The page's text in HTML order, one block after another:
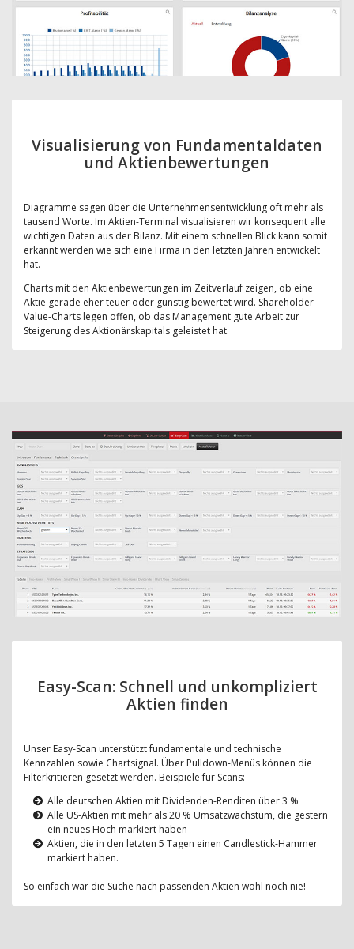
Visualisierung von Fundamentaldaten
und Aktienbewertungen
Diagramme sagen über die Unternehmensentwicklung oft mehr als
tausend Worte. Im Aktien-Terminal visualisieren wir konsequent alle
wichtigen Daten aus der Bilanz. Mit einem schnellen Blick kann somit
erkannt werden wie sich eine Firma in den letzten Jahren entwickelt
hat.
Charts mit den Aktienbewertungen im Zeitverlauf zeigen, ob eine
Aktie gerade eher teuer oder günstig bewertet wird. Shareholder-
Value-Charts legen offen, ob das Management gute Arbeit zur
Steigerung des Aktionärskapitals geleistet hat.
Easy-Scan: Schnell und unkompliziert
Aktien finden
Unser Easy-Scan unterstützt fundamentale und technische
Kennzahlen sowie Chartsignal. Über Pulldown-Menüs können die
Filterkritieren gesetzt werden. Beispiele für Scans:
Alle deutschen Aktien mit Dividenden-Renditen über 3 %
Alle US-Aktien mit mehr als 20 % Umsatzwachstum, die gestern
ein neues Hoch markiert haben
Aktien, die in den letzten 5 Tagen einen Candlestick-Hammer
markiert haben.
So einfach war die Suche nach passenden Aktien wohl noch nie!